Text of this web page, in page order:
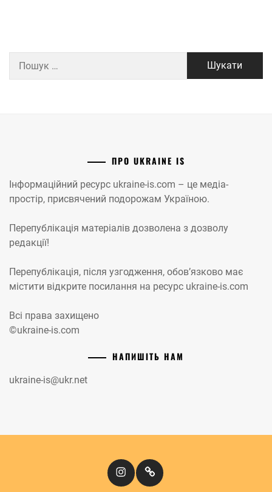
ПРО UKRAINE IS
Інформаційний ресурс ukraine-is.com – це медіа-
простір, присвячений подорожам Україною.
Перепублікація матеріалів дозволена з дозволу
редакції!
Перепублікація, після узгодження, обов’язково має
містити відкрите посилання на ресурс ukraine-is.com
Всі права захищено
©ukraine-is.com
НАПИШІТЬ НАМ
ukraine-is@ukr.net
InstagramКіномандри